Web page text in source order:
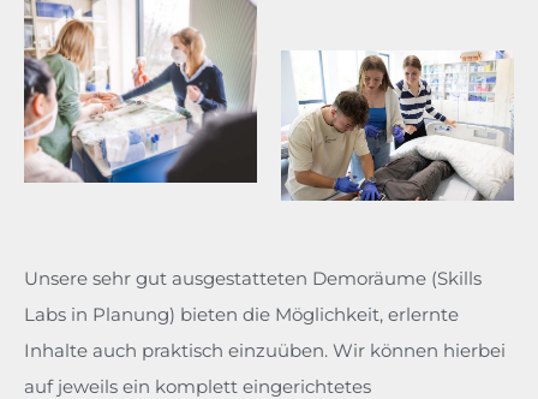
Unsere sehr gut ausgestatteten Demoräume (Skills
Labs in Planung) bieten die Möglichkeit, erlernte
Inhalte auch praktisch einzuüben. Wir können hierbei
auf jeweils ein komplett eingerichtetes